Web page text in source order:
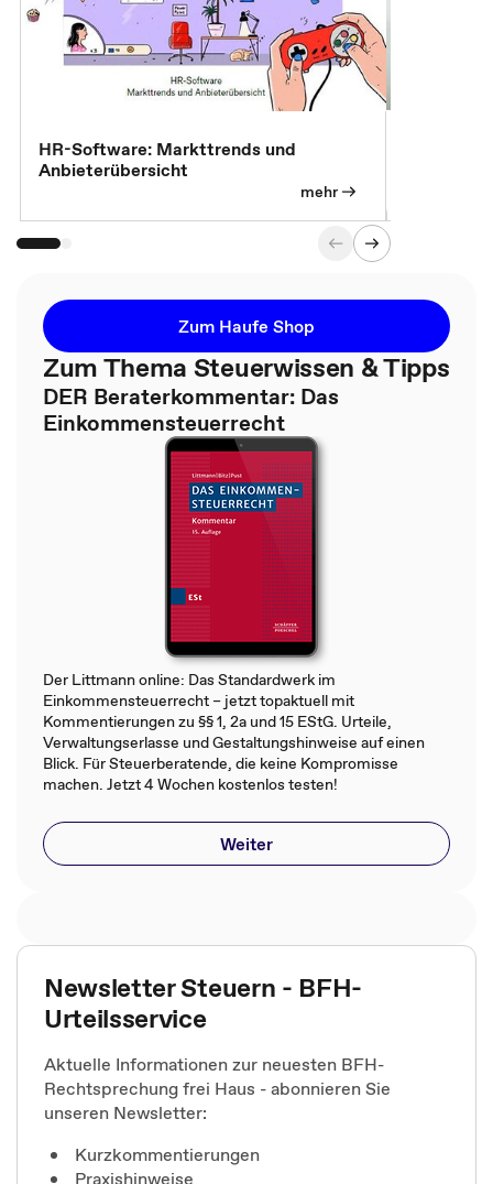
HR-Software: Markttrends und
Anbieterübersicht
mehr
Zum Haufe Shop
Zum Thema Steuerwissen & Tipps
DER Beraterkommentar: Das
Einkommensteuerrecht
Der Littmann online: Das Standardwerk im
Einkommensteuerrecht – jetzt topaktuell mit
Kommentierungen zu §§ 1, 2a und 15 EStG. Urteile,
Verwaltungserlasse und Gestaltungshinweise auf einen
Blick. Für Steuerberatende, die keine Kompromisse
machen. Jetzt 4 Wochen kostenlos testen!
Weiter
Newsletter Steuern - BFH-
Urteilsservice
Aktuelle Informationen zur neuesten BFH-
Rechtsprechung frei Haus - abonnieren Sie
unseren Newsletter:
Kurzkommentierungen
Praxishinweise